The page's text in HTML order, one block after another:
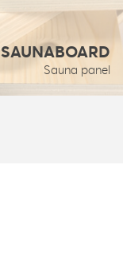
SAUNABOARD
Sauna panel